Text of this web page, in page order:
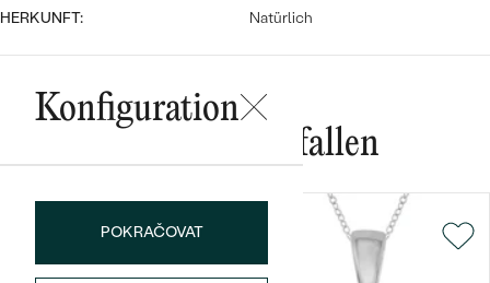
Bestseller
ANSEHEN
HERKUNFT:
Natürlich
Konfiguration
POKRAČOVAT
Das könnte Ihnen gefallen